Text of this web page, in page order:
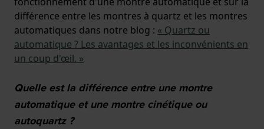
différence entre les montres à quartz et les montres
automatiques dans notre blog : « Quartz ou
automatique ? Les avantages et les inconvénients en
un coup d'œil. »
Quelle est la différence entre une montre
automatique et une montre cinétique ou
autoquartz ?